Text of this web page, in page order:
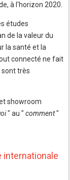
à l'horizon 2020.
études
de la valeur du
la santé et la
connecté ne fait
sont très
showroom
" au " comment"
internationale